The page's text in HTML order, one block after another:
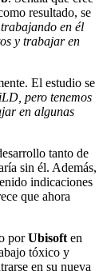
resultado, se
en él
y trabajar en
El estudio se
pero tenemos
en algunas
tanto de
sin él. Además,
indicaciones
que ahora
porUbisoft en
tóxico y
en su nueva